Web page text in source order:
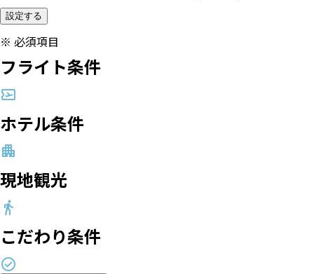
設定する
※ 必須項目
フライト条件
ホテル条件
現地観光
こだわり条件